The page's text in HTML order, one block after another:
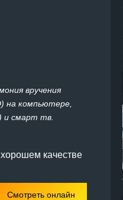
вручения
на компьютере,
и смарт тв.
качестве
Смотреть онлайн